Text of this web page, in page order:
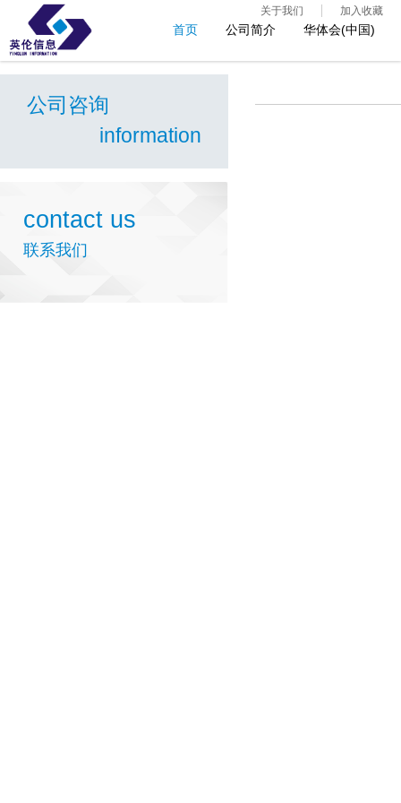
首页 公司简介 华体会(中国)
关于我们 加入收藏
公司咨询
information
contact us
联系我们